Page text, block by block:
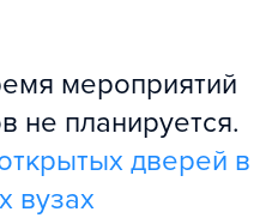
мероприятий
не планируется.
дверей в
вузах